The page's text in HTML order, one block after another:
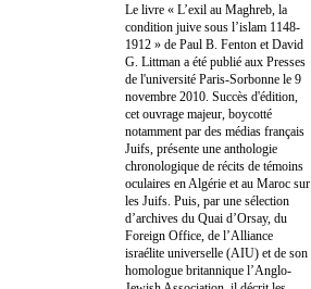
Le livre « L’exil au Maghreb, la
condition juive sous l’islam 1148-
1912 » de Paul B. Fenton et David
G. Littman a été publié aux Presses
de l'université Paris-Sorbonne le 9
novembre 2010. Succès d'édition,
cet ouvrage majeur, boycotté
notamment par des médias français
Juifs, présente une anthologie
chronologique de récits de témoins
oculaires en Algérie et au Maroc sur
les Juifs. Puis, par une sélection
d’archives du Quai d’Orsay, du
Foreign Office, de l’Alliance
israélite universelle (AIU) et de son
homologue britannique l’Anglo-